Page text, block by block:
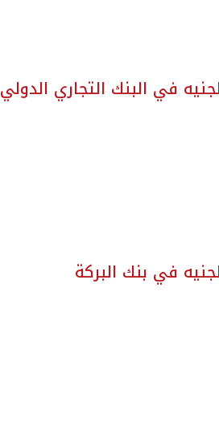
في البنك التجاري الدولي
في بنك البركة